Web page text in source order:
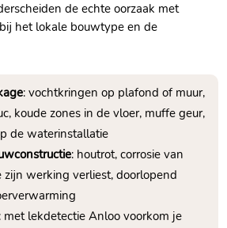
de echte oorzaak met
het lokale bouwtype en de
: vochtkringen op plafond of muur,
koude zones in de vloer, muffe geur,
de waterinstallatie
: houtrot, corrosie van
zijn werking verliest, doorlopend
: met lekdetectie Anloo voorkom je